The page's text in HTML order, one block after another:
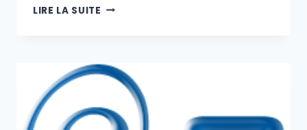
LIRE LA SUITE LE
DRS
PAYMENTS
UNISSENT
LEURS
EXPERTISES